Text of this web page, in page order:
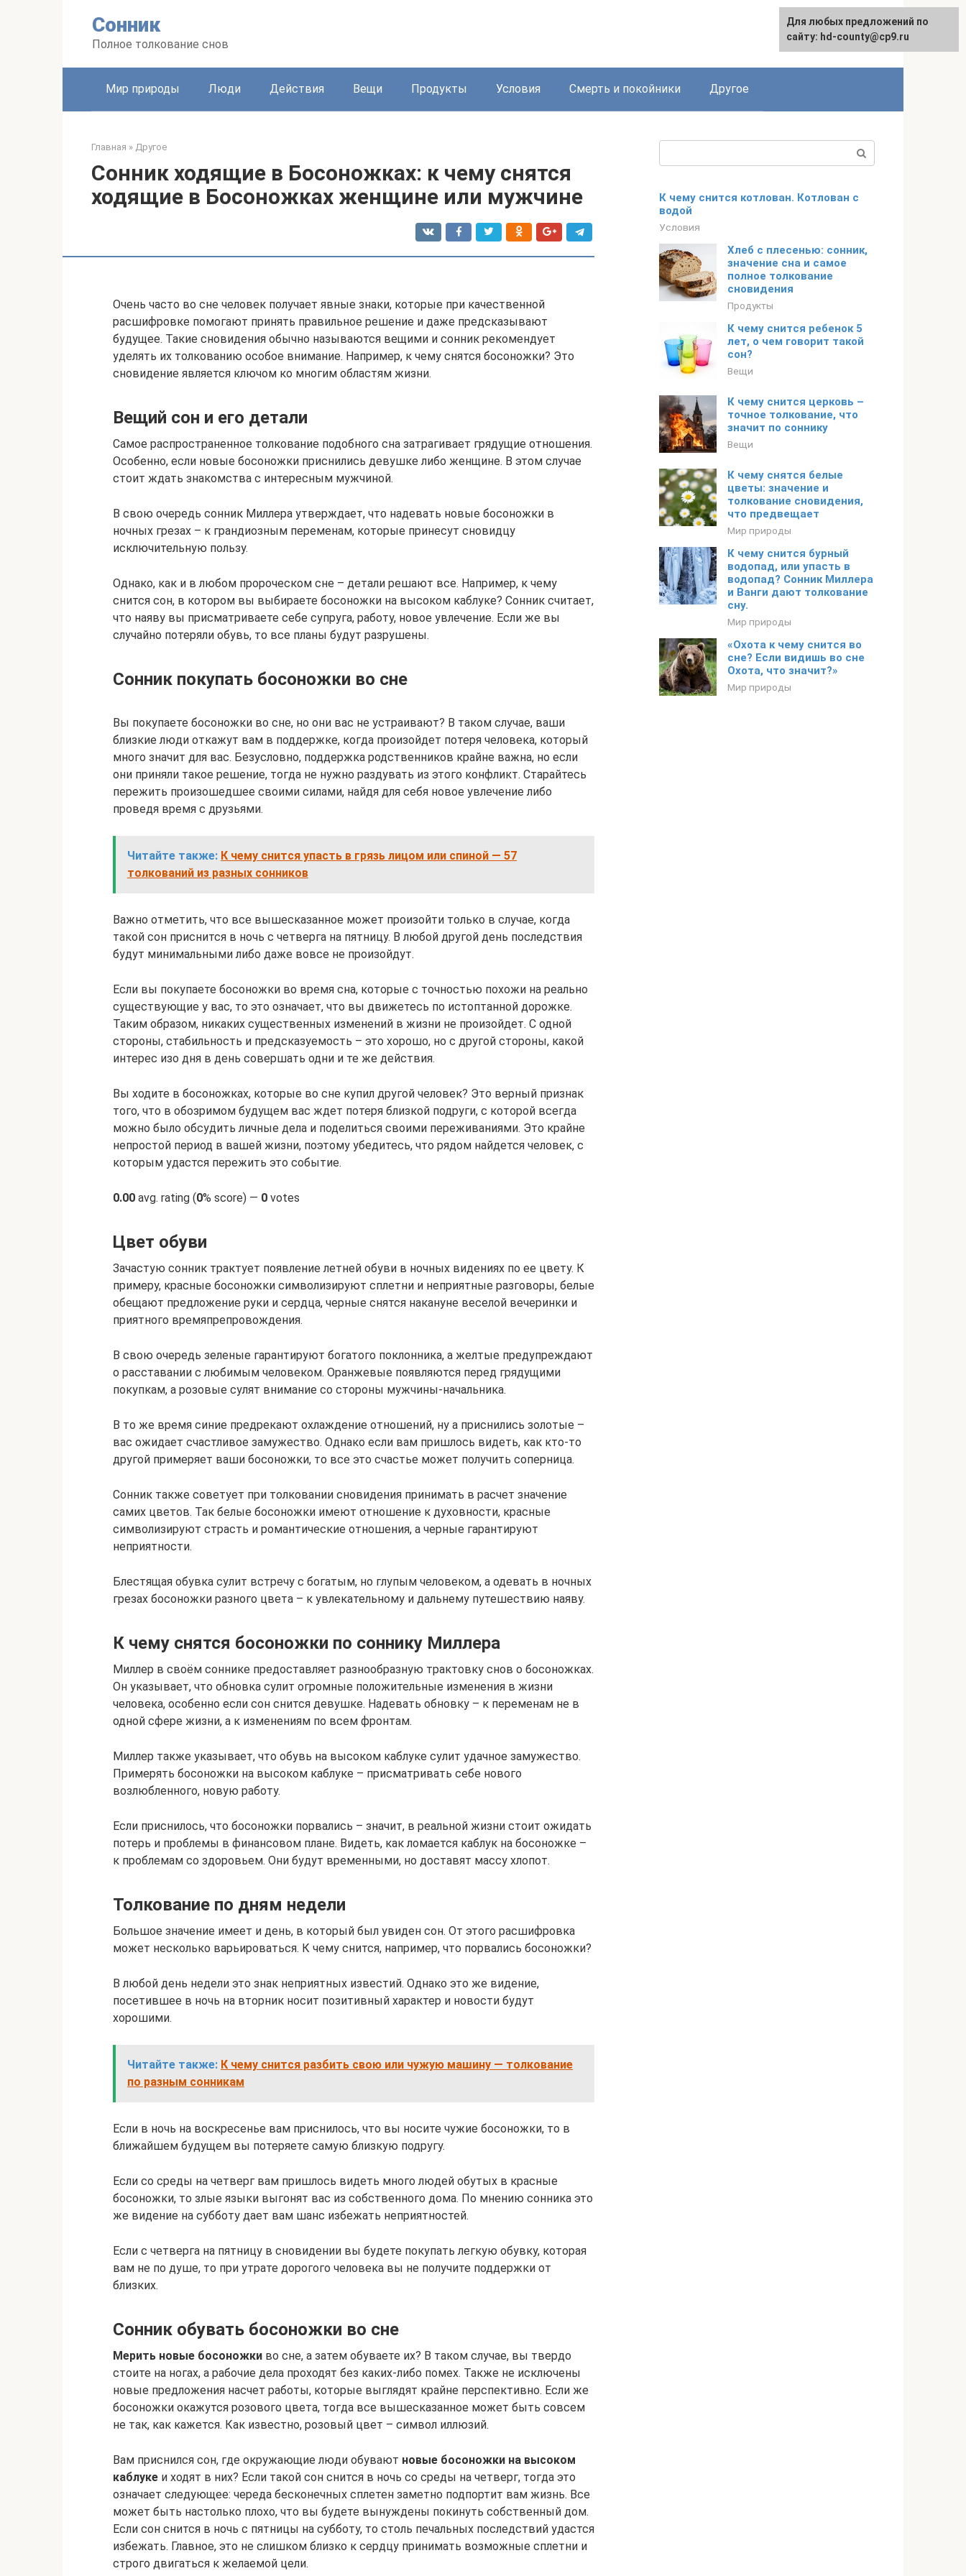
Сонник
Полное толкование снов
Мир природы Люди Действия Вещи Продукты Условия Смерть и покойники Другое
Главная » Другое
Сонник ходящие в Босоножках: к чему снятся
ходящие в Босоножках женщине или мужчине
Очень часто во сне человек получает явные знаки, которые при качественной
расшифровке помогают принять правильное решение и даже предсказывают
будущее. Такие сновидения обычно называются вещими и сонник рекомендует
уделять их толкованию особое внимание. Например, к чему снятся босоножки? Это
сновидение является ключом ко многим областям жизни.
Вещий сон и его детали
Самое распространенное толкование подобного сна затрагивает грядущие отношения.
Особенно, если новые босоножки приснились девушке либо женщине. В этом случае
стоит ждать знакомства с интересным мужчиной.
В свою очередь сонник Миллера утверждает, что надевать новые босоножки в
ночных грезах – к грандиозным переменам, которые принесут сновидцу
исключительную пользу.
Однако, как и в любом пророческом сне – детали решают все. Например, к чему
снится сон, в котором вы выбираете босоножки на высоком каблуке? Сонник считает,
что наяву вы присматриваете себе супруга, работу, новое увлечение. Если же вы
случайно потеряли обувь, то все планы будут разрушены.
Сонник покупать босоножки во сне
Вы покупаете босоножки во сне, но они вас не устраивают? В таком случае, ваши
близкие люди откажут вам в поддержке, когда произойдет потеря человека, который
много значит для вас. Безусловно, поддержка родственников крайне важна, но если
они приняли такое решение, тогда не нужно раздувать из этого конфликт. Старайтесь
пережить произошедшее своими силами, найдя для себя новое увлечение либо
проведя время с друзьями.
Читайте также: К чему снится упасть в грязь лицом или спиной — 57
толкований из разных сонников
Важно отметить, что все вышесказанное может произойти только в случае, когда
такой сон приснится в ночь с четверга на пятницу. В любой другой день последствия
будут минимальными либо даже вовсе не произойдут.
Если вы покупаете босоножки во время сна, которые с точностью похожи на реально
существующие у вас, то это означает, что вы движетесь по истоптанной дорожке.
Таким образом, никаких существенных изменений в жизни не произойдет. С одной
стороны, стабильность и предсказуемость – это хорошо, но с другой стороны, какой
интерес изо дня в день совершать одни и те же действия.
Вы ходите в босоножках, которые во сне купил другой человек? Это верный признак
того, что в обозримом будущем вас ждет потеря близкой подруги, с которой всегда
можно было обсудить личные дела и поделиться своими переживаниями. Это крайне
непростой период в вашей жизни, поэтому убедитесь, что рядом найдется человек, с
которым удастся пережить это событие.
0.00 avg. rating (0% score) — 0 votes
Цвет обуви
Зачастую сонник трактует появление летней обуви в ночных видениях по ее цвету. К
примеру, красные босоножки символизируют сплетни и неприятные разговоры, белые
обещают предложение руки и сердца, черные снятся накануне веселой вечеринки и
приятного времяпрепровождения.
В свою очередь зеленые гарантируют богатого поклонника, а желтые предупреждают
о расставании с любимым человеком. Оранжевые появляются перед грядущими
покупкам, а розовые сулят внимание со стороны мужчины-начальника.
В то же время синие предрекают охлаждение отношений, ну а приснились золотые –
вас ожидает счастливое замужество. Однако если вам пришлось видеть, как кто-то
другой примеряет ваши босоножки, то все это счастье может получить соперница.
Сонник также советует при толковании сновидения принимать в расчет значение
самих цветов. Так белые босоножки имеют отношение к духовности, красные
символизируют страсть и романтические отношения, а черные гарантируют
неприятности.
Блестящая обувка сулит встречу с богатым, но глупым человеком, а одевать в ночных
грезах босоножки разного цвета – к увлекательному и дальнему путешествию наяву.
К чему снятся босоножки по соннику Миллера
Миллер в своём соннике предоставляет разнообразную трактовку снов о босоножках.
Он указывает, что обновка сулит огромные положительные изменения в жизни
человека, особенно если сон снится девушке. Надевать обновку – к переменам не в
одной сфере жизни, а к изменениям по всем фронтам.
Миллер также указывает, что обувь на высоком каблуке сулит удачное замужество.
Примерять босоножки на высоком каблуке – присматривать себе нового
возлюбленного, новую работу.
Если приснилось, что босоножки порвались – значит, в реальной жизни стоит ожидать
потерь и проблемы в финансовом плане. Видеть, как ломается каблук на босоножке –
к проблемам со здоровьем. Они будут временными, но доставят массу хлопот.
Толкование по дням недели
Большое значение имеет и день, в который был увиден сон. От этого расшифровка
может несколько варьироваться. К чему снится, например, что порвались босоножки?
В любой день недели это знак неприятных известий. Однако это же видение,
посетившее в ночь на вторник носит позитивный характер и новости будут
хорошими.
Читайте также: К чему снится разбить свою или чужую машину — толкование
по разным сонникам
Если в ночь на воскресенье вам приснилось, что вы носите чужие босоножки, то в
ближайшем будущем вы потеряете самую близкую подругу.
Если со среды на четверг вам пришлось видеть много людей обутых в красные
босоножки, то злые языки выгонят вас из собственного дома. По мнению сонника это
же видение на субботу дает вам шанс избежать неприятностей.
Если с четверга на пятницу в сновидении вы будете покупать легкую обувку, которая
вам не по душе, то при утрате дорогого человека вы не получите поддержки от
близких.
Сонник обувать босоножки во сне
Мерить новые босоножки во сне, а затем обуваете их? В таком случае, вы твердо
стоите на ногах, а рабочие дела проходят без каких-либо помех. Также не исключены
новые предложения насчет работы, которые выглядят крайне перспективно. Если же
босоножки окажутся розового цвета, тогда все вышесказанное может быть совсем
не так, как кажется. Как известно, розовый цвет – символ иллюзий.
Вам приснился сон, где окружающие люди обувают новые босоножки на высоком
каблуке и ходят в них? Если такой сон снится в ночь со среды на четверг, тогда это
означает следующее: череда бесконечных сплетен заметно подпортит вам жизнь. Все
может быть настолько плохо, что вы будете вынуждены покинуть собственный дом.
Если сон снится в ночь с пятницы на субботу, то столь печальных последствий удастся
избежать. Главное, это не слишком близко к сердцу принимать возможные сплетни и
строго двигаться к желаемой цели.
К чему снится котлован. Котлован с
водой
Условия
Хлеб с плесенью: сонник,
значение сна и самое
полное толкование
сновидения
Продукты
К чему снится ребенок 5
лет, о чем говорит такой
сон?
Вещи
К чему снится церковь –
точное толкование, что
значит по соннику
Вещи
К чему снятся белые
цветы: значение и
толкование сновидения,
что предвещает
Мир природы
К чему снится бурный
водопад, или упасть в
водопад? Сонник Миллера
и Ванги дают толкование
сну.
Мир природы
«Охота к чему снится во
сне? Если видишь во сне
Охота, что значит?»
Мир природы
Для любых предложений по
сайту: hd-county@cp9.ru